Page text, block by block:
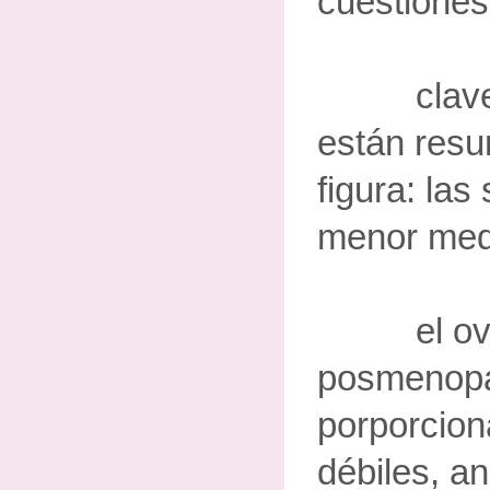
claves
están
figura: las
menor
el
débiles,